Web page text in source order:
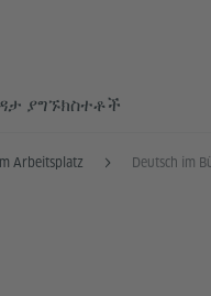
ያግኙክስተቶች
Arbeitsplatz Deutsch im